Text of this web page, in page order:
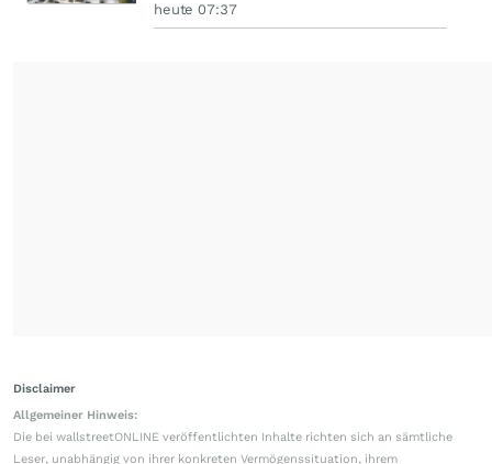
heute 07:37
Disclaimer
Allgemeiner Hinweis:
Die bei wallstreetONLINE veröffentlichten Inhalte richten sich an sämtliche
Leser, unabhängig von ihrer konkreten Vermögenssituation, ihrem